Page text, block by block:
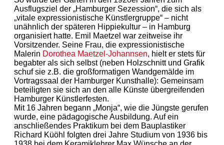
Ausflugsziel der „Hamburger Sezession“, die sich als
„vitale expressionistische Künstlergruppe“ – nicht
unähnlich der späteren Hippiekultur – in Hamburg
organisiert hatte. Emil Maetzel war zeitweise ihr
Vorsitzender. Seine Frau, die expressionistische
Malerin Dorothea Maetzel-Johannsen, hielt er stets für
begabter als sich selbst (neben Holzschnitt und Grafik
schuf sie z.B. die großformatigen Wandgemälde im
Vortragssaal der Hamburger Kunsthalle): Gemeinsam
beteiligten sie sich an den alle Künste übergreifenden
Hamburger Künstlerfesten.
Mit 16 Jahren begann „Monja“, wie die Jüngste gerufen
wurde, eine pädagogische Ausbildung. Auf ein
anschließendes Praktikum bei dem Bauplastiker
Richard Küöhl folgten drei Jahre Studium von 1936 bis